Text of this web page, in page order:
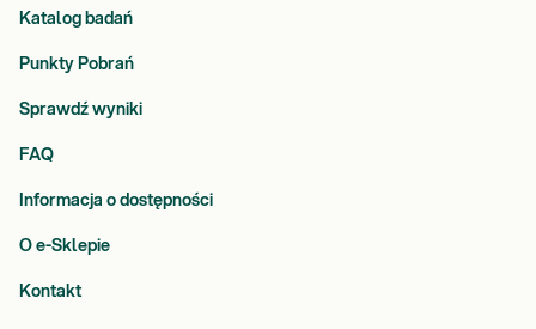
Katalog badań
Punkty Pobrań
Sprawdź wyniki
FAQ
Informacja o dostępności
O e-Sklepie
Kontakt